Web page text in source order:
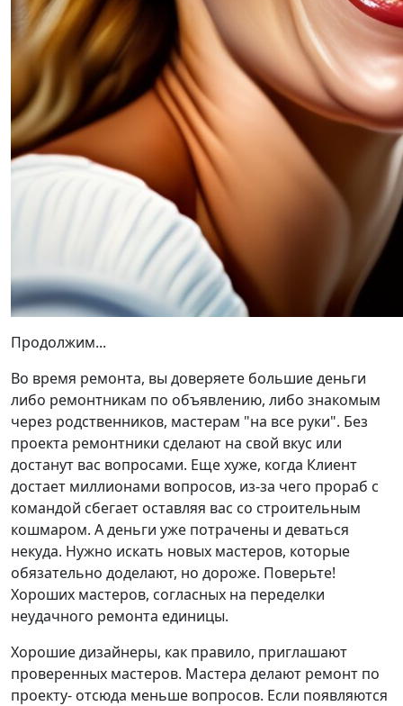
Продолжим...
Во время ремонта, вы доверяете большие деньги
либо ремонтникам по объявлению, либо знакомым
через родственников, мастерам "на все руки". Без
проекта ремонтники сделают на свой вкус или
достанут вас вопросами. Еще хуже, когда Клиент
достает миллионами вопросов, из-за чего прораб с
командой сбегает оставляя вас со строительным
кошмаром. А деньги уже потрачены и деваться
некуда. Нужно искать новых мастеров, которые
обязательно доделают, но дороже. Поверьте!
Хороших мастеров, согласных на переделки
неудачного ремонта единицы.
Хорошие дизайнеры, как правило, приглашают
проверенных мастеров. Мастера делают ремонт по
проекту- отсюда меньше вопросов. Если появляются